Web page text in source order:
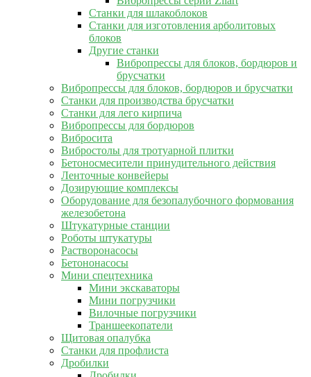
Станки для шлакоблоков
Станки для изготовления арболитовых
блоков
Другие станки
Вибропрессы для блоков, бордюров и
брусчатки
Вибропрессы для блоков, бордюров и брусчатки
Станки для производства брусчатки
Станки для лего кирпича
Вибропрессы для бордюров
Вибросита
Вибростолы для тротуарной плитки
Бетоносмесители принудительного действия
Ленточные конвейеры
Дозирующие комплексы
Оборудование для безопалубочного формования
железобетона
Штукатурные станции
Роботы штукатуры
Растворонасосы
Бетононасосы
Мини спецтехника
Мини экскаваторы
Мини погрузчики
Вилочные погрузчики
Траншеекопатели
Щитовая опалубка
Станки для профлиста
Дробилки